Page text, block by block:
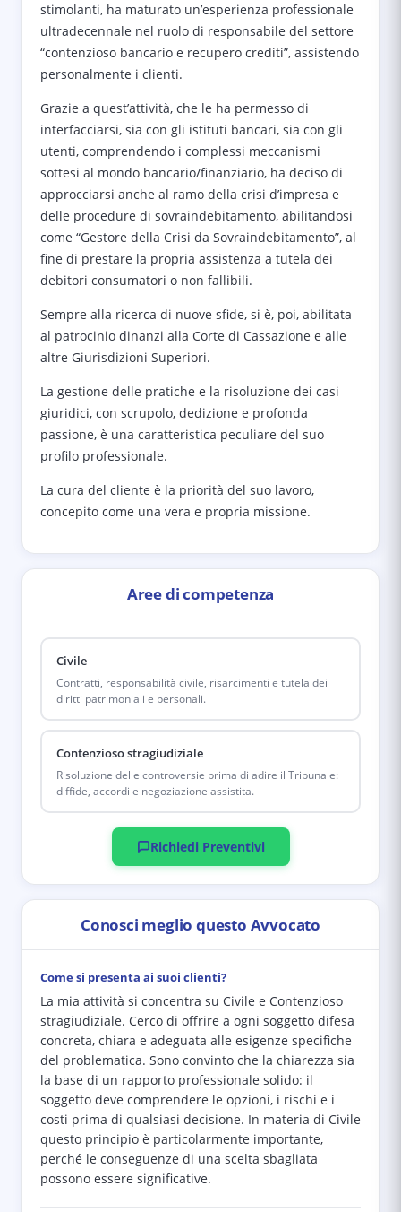
stimolanti, ha maturato un’esperienza professionale
ultradecennale nel ruolo di responsabile del settore
“contenzioso bancario e recupero crediti”, assistendo
personalmente i clienti.
Grazie a quest’attività, che le ha permesso di
interfacciarsi, sia con gli istituti bancari, sia con gli
utenti, comprendendo i complessi meccanismi
sottesi al mondo bancario/finanziario, ha deciso di
approcciarsi anche al ramo della crisi d’impresa e
delle procedure di sovraindebitamento, abilitandosi
come “Gestore della Crisi da Sovraindebitamento”, al
fine di prestare la propria assistenza a tutela dei
debitori consumatori o non fallibili.
Sempre alla ricerca di nuove sfide, si è, poi, abilitata
al patrocinio dinanzi alla Corte di Cassazione e alle
altre Giurisdizioni Superiori.
La gestione delle pratiche e la risoluzione dei casi
giuridici, con scrupolo, dedizione e profonda
passione, è una caratteristica peculiare del suo
profilo professionale.
La cura del cliente è la priorità del suo lavoro,
concepito come una vera e propria missione.
Aree di competenza
Civile
Contratti, responsabilità civile, risarcimenti e tutela dei
diritti patrimoniali e personali.
Contenzioso stragiudiziale
Risoluzione delle controversie prima di adire il Tribunale:
diffide, accordi e negoziazione assistita.
Richiedi Preventivi
Conosci meglio questo Avvocato
Come si presenta ai suoi clienti?
La mia attività si concentra su Civile e Contenzioso
stragiudiziale. Cerco di offrire a ogni soggetto difesa
concreta, chiara e adeguata alle esigenze specifiche
del problematica. Sono convinto che la chiarezza sia
la base di un rapporto professionale solido: il
soggetto deve comprendere le opzioni, i rischi e i
costi prima di qualsiasi decisione. In materia di Civile
questo principio è particolarmente importante,
perché le conseguenze di una scelta sbagliata
possono essere significative.